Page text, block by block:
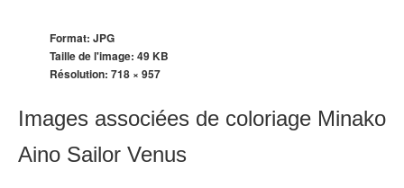
Format: JPG
Taille de l'image: 49 KB
Résolution: 718 × 957
Images associées de coloriage Minako
Aino Sailor Venus